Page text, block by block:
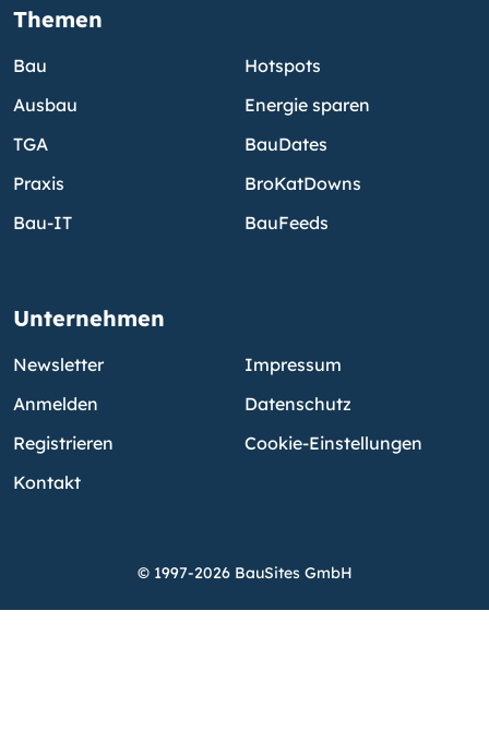
Themen
Bau
Ausbau
TGA
Praxis
Bau-IT
Hotspots
Energie sparen
BauDates
BroKatDowns
BauFeeds
Unternehmen
Newsletter
Anmelden
Registrieren
Kontakt
Impressum
Datenschutz
Cookie-Einstellungen
© 1997-2026 BauSites GmbH